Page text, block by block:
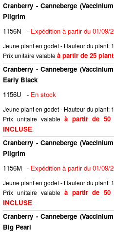
Cranberry - Canneberge
Pilgrim
1156N
- Expédition à partir du 01/09/
Jeune plant en godet - Hauteur du plant:
Prix unitaire valableà partir de 25
Cranberry - Canneberge
Early Black
1156U
- En stock
Jeune plant en godet - Hauteur du plant:
Prix unitaire valable à partir de 50
INCLUSE.
Cranberry - Canneberge
Pilgrim
1156M - Expédition à partir du 01/09/
Jeune plant en godet - Hauteur du plant:
Prix unitaire valable à partir de 50
INCLUSE.
Cranberry - Canneberge
Big Pearl